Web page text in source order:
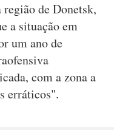
de Donetsk,
a situação em
um ano de
com a zona a
erráticos".